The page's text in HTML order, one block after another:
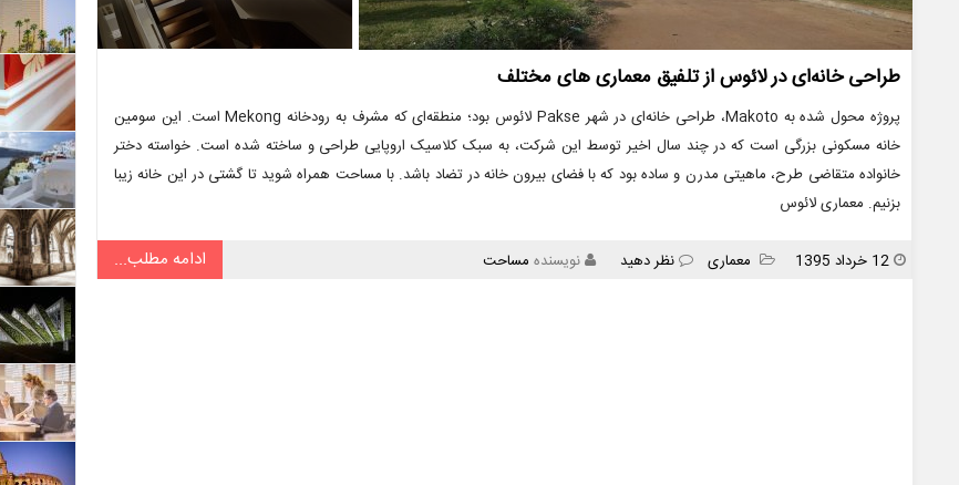
طراحی خانه‌ای در لائوس از تلفیق معماری های مختلف
پروژه محول شده به Makoto، طراحی خانه‌ای در شهر Pakse لائوس بود؛ منطقه‌ای که مشرف به رودخانه Mekong است. این سومین
خانه مسکونی بزرگی است که در چند سال اخیر توسط این شرکت، به سبک کلاسیک اروپایی طراحی و ساخته شده است. خواسته دختر
خانواده متقاضی طرح، ماهیتی مدرن و ساده بود که با فضای بیرون خانه در تضاد باشد. با مساحت همراه شوید تا گشتی در این خانه زیبا
بزنیم. معماری لائوس
انتشار
12 خرداد 1395
دسته
معماری نظر دهید نویسنده مساحت ادامه مطلب...